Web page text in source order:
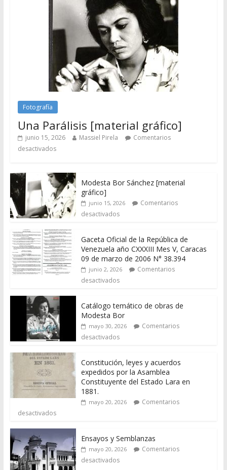
Fotografía
Una Parálisis [material gráfico]
junio 15, 2026 Massiel Pirela
Comentarios
desactivados
Modesta Bor Sánchez [material
gráfico]
junio 15, 2026
Comentarios
desactivados
Gaceta Oficial de la República de
Venezuela año CXXXIII Mes V, Caracas
09 de marzo de 2006 N° 38.394
junio 2, 2026
Comentarios
desactivados
Catálogo temático de obras de
Modesta Bor
mayo 30, 2026
Comentarios
desactivados
Constitución, leyes y acuerdos
expedidos por la Asamblea
Constituyente del Estado Lara en
1881.
mayo 20, 2026
Comentarios
desactivados
Ensayos y Semblanzas
mayo 20, 2026
Comentarios
desactivados